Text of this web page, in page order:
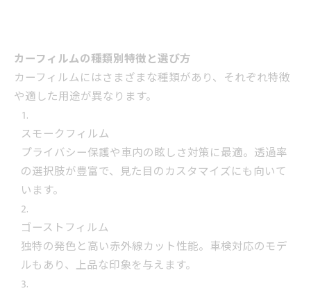
カーフィルムの種類別特徴と選び方
カーフィルムにはさまざまな種類があり、それぞれ特徴
や適した用途が異なります。
スモークフィルム
プライバシー保護や車内の眩しさ対策に最適。透過率
の選択肢が豊富で、見た目のカスタマイズにも向いて
います。
ゴーストフィルム
独特の発色と高い赤外線カット性能。車検対応のモデ
ルもあり、上品な印象を与えます。